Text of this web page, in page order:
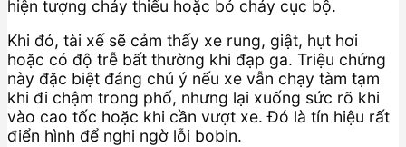
hiện tượng cháy thiếu hoặc bỏ cháy cục bộ.
Khi đó, tài xế sẽ cảm thấy xe rung, giật, hụt hơi
hoặc có độ trễ bất thường khi đạp ga. Triệu chứng
này đặc biệt đáng chú ý nếu xe vẫn chạy tàm tạm
khi đi chậm trong phố, nhưng lại xuống sức rõ khi
vào cao tốc hoặc khi cần vượt xe. Đó là tín hiệu rất
điển hình để nghi ngờ lỗi bobin.